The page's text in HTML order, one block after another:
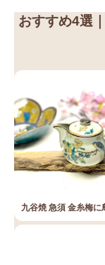
おすすめ4選
九谷焼 急須 金糸梅に